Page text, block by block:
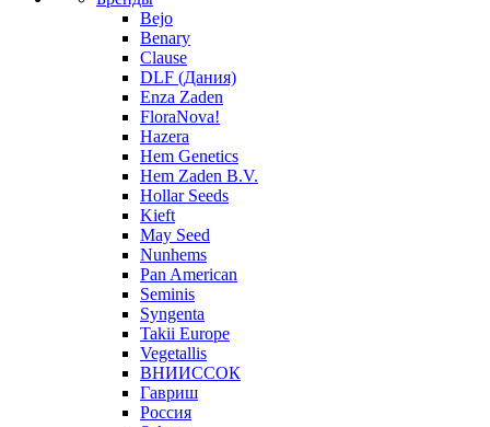
Bejo
Benary
Clause
DLF (Дания)
Enza Zaden
FloraNova!
Hazera
Hem Genetics
Hem Zaden B.V.
Hollar Seeds
Kieft
May Seed
Nunhems
Pan American
Seminis
Syngenta
Takii Europe
Vegetallis
ВНИИССОК
Гавриш
Россия